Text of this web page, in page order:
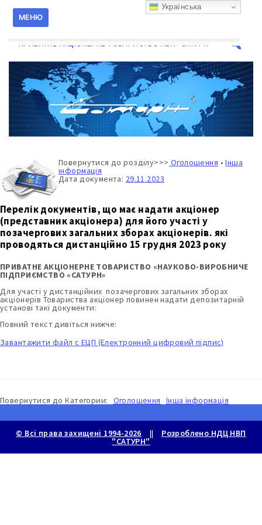
содержанию
МЕНЮ
ПРИВАТНЕ АКЦІОНЕРНЕ ТОВАРИСТВО НВП "САТУРН"
Поиск
для:
Повернутися до розділу>>> Оголошення •Інша
інформація
Дата документа: 29.11.2023
Перелік документів, що має надати акціонер
(представник акціонера) для його участі у
позачергових загальних зборах акціонерів. які
проводяться дистанційно 15 грудня 2023 року
ПРИВАТНЕ АКЦІОНЕРНЕ ТОВАРИСТВО «НАУКОВО-ВИРОБНИЧЕ
ПІДПРИЄМСТВО «САТУРН»
Для участі у дистанційних позачергових загальних зборах
акціонерів Товариства акціонер повинен надати депозитарній
установі такі документи:
Повний текст дивіться нижче:
Завантажити файл с ЕЦП (Електронний цифровий підпис)
Повернутися доКатегории: Оголошення Інша інформація
© Всі права захищені 1994-2026 || Розроблено НДЦ НВП
"САТУРН"
Українська